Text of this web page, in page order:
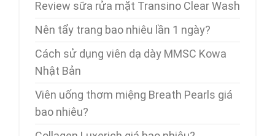
Review sữa rửa mặt Transino Clear Wash
Nên tẩy trang bao nhiêu lần 1 ngày?
Cách sử dụng viên dạ dày MMSC Kowa
Nhật Bản
Viên uống thơm miệng Breath Pearls giá
bao nhiêu?